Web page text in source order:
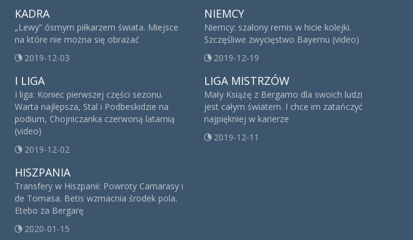
KADRA
„Lewy” ósmym piłkarzem świata. Miejsce
na które nie można się obrażać
2019-12-03
I LIGA
I liga: Koniec pierwszej części sezonu.
Warta najlepsza, Stal i Podbeskidzie na
podium, Chojniczanka czerwoną latarnią
(video)
2019-12-02
HISZPANIA
Transfery w Hiszpanii: Powroty Camarasy i
de Tomasa. Betis wzmacnia środek pola.
Etebo za Bergarę
2020-01-15
NIEMCY
Niemcy: szalony remis w hicie kolejki.
Szczęśliwe zwycięstwo Bayernu (video)
2019-12-19
LIGA MISTRZÓW
Mały Książę z Bergamo dla swoich ludzi
jest całym światem. I chce im zatańczyć
najpiękniej w karierze
2019-12-11